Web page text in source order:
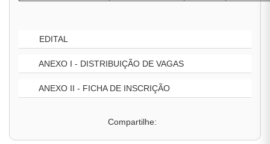
EDITAL
ANEXO I - DISTRIBUIÇÃO DE VAGAS
ANEXO II - FICHA DE INSCRIÇÃO
Compartilhe: